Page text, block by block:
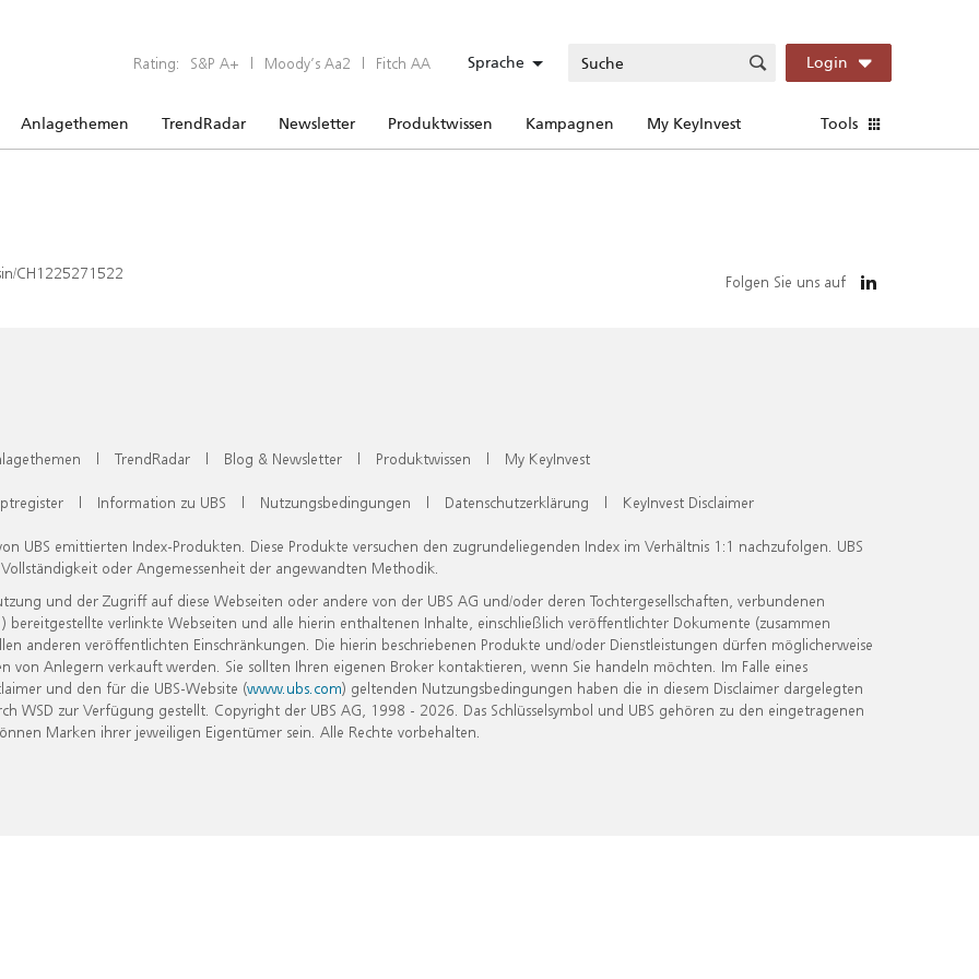
Rating: S&P A+ | Moody’s Aa2 | Fitch AA Sprache Login
Anlagethemen TrendRadar Newsletter Produktwissen Kampagnen My KeyInvest Tools
CH1225271522 Folgen Sie uns auf
| TrendRadar | Blog & Newsletter | Produktwissen | My KeyInvest
| Information zu UBS | Nutzungsbedingungen | Datenschutzerklärung | KeyInvest Disclaimer
UBS emittierten Index-Produkten. Diese Produkte versuchen den zugrundeliegenden Index im Verhältnis 1:1 nachzufolgen. UBS
oder Angemessenheit der angewandten Methodik.
und der Zugriff auf diese Webseiten oder andere von der UBS AG und/oder deren Tochtergesellschaften, verbundenen
verlinkte Webseiten und alle hierin enthaltenen Inhalte, einschließlich veröffentlichter Dokumente (zusammen
anderen veröffentlichten Einschränkungen. Die hierin beschriebenen Produkte und/oder Dienstleistungen dürfen möglicherweise
Anlegern verkauft werden. Sie sollten Ihren eigenen Broker kontaktieren, wenn Sie handeln möchten. Im Falle eines
und den für die UBS-Website (www.ubs.com) geltenden Nutzungsbedingungen haben die in diesem Disclaimer dargelegten
zur Verfügung gestellt. Copyright der UBS AG, 1998 - 2026. Das Schlüsselsymbol und UBS gehören zu den eingetragenen
Marken ihrer jeweiligen Eigentümer sein. Alle Rechte vorbehalten.